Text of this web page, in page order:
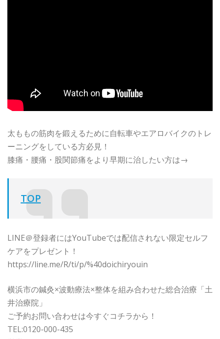
太ももの筋肉を鍛えるために自転車やエアロバイクのトレ
ーニングをしている方必見！
膝痛・腰痛・股関節痛をより早期に治したい方は→
TOP
LINE＠登録者にはYouTubeでは配信されない限定セルフ
ケアをプレゼント！
https://line.me/R/ti/p/%40doichiryouin
横浜市の鍼灸×波動療法×整体を組み合わせた総合治療「土
井治療院」
ご予約お問い合わせは今すぐコチラから！
TEL:0120-000-435